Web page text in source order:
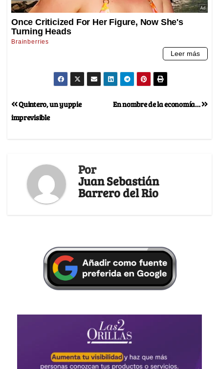
En nombre de la economía…
Quintero, un yuppie
imprevisible
Por
Juan Sebastián
Barrero del Rio